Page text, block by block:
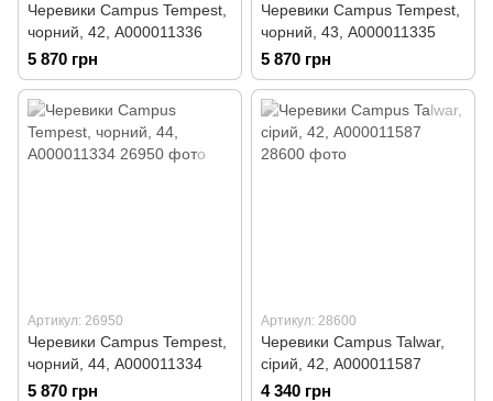
Черевики Campus Tempest,
чорний, 42, А000011336
5 870 грн
Черевики Campus Tempest,
чорний, 43, А000011335
5 870 грн
Артикул: 26950
Черевики Campus Tempest,
чорний, 44, А000011334
5 870 грн
Артикул: 28600
Черевики Campus Talwar,
сірий, 42, А000011587
4 340 грн